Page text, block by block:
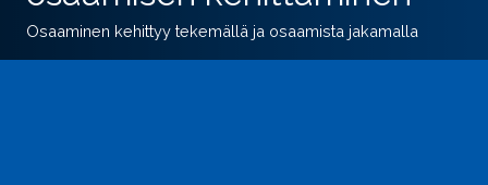
Osaaminen kehittyy tekemällä ja osaamista jakamalla